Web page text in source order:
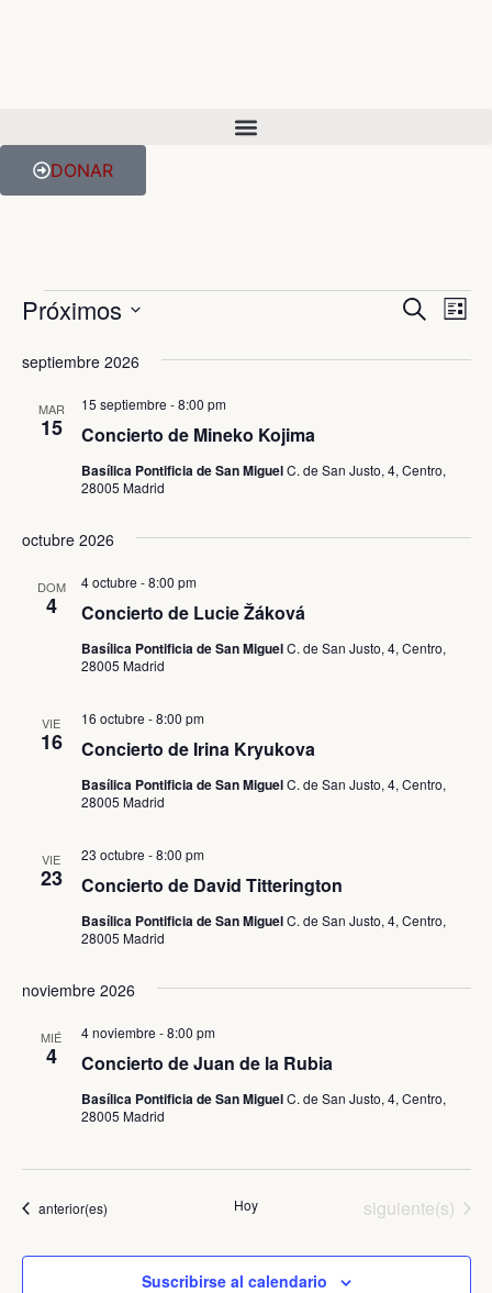
DONAR
de
vistas
de
BuscarLista
Próximos
FECHA.
septiembre 2026
MAR
15 Concierto de Mineko Kojima
15 septiembre - 8:00 pm
Basílica Pontificia de San MiguelC. de San Justo, 4, Centro,
28005 Madrid
octubre 2026
DOM
4 Concierto de Lucie Žáková
4 octubre - 8:00 pm
Basílica Pontificia de San MiguelC. de San Justo, 4, Centro,
28005 Madrid
VIE
16 Concierto de Irina Kryukova
16 octubre - 8:00 pm
Basílica Pontificia de San MiguelC. de San Justo, 4, Centro,
28005 Madrid
VIE
23 Concierto de David Titterington
23 octubre - 8:00 pm
Basílica Pontificia de San MiguelC. de San Justo, 4, Centro,
28005 Madrid
noviembre 2026
MIÉ
4 Concierto de Juan de la Rubia
4 noviembre - 8:00 pm
Basílica Pontificia de San MiguelC. de San Justo, 4, Centro,
28005 Madrid
Eventos
anterior(es) Hoy Eventos
siguiente(s)
Suscribirse al calendario